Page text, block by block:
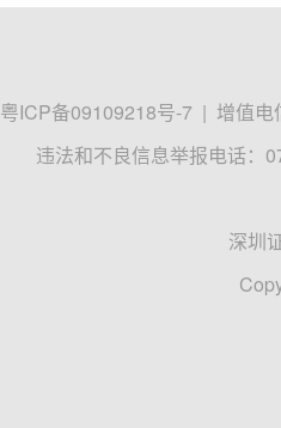
粤ICP备09109218号-7 | 增值电
违法和不良信息举报电话：
深圳